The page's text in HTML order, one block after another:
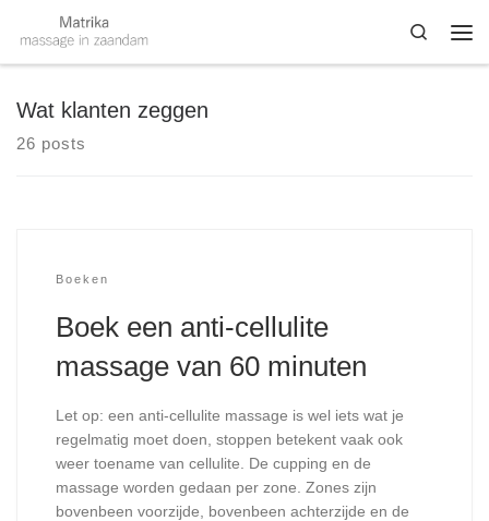
Skip to content
Search
Wat klanten zeggen
26 posts
Boeken
Boek een anti-cellulite
massage van 60 minuten
Let op: een anti-cellulite massage is wel iets wat je
regelmatig moet doen, stoppen betekent vaak ook
weer toename van cellulite. De cupping en de
massage worden gedaan per zone. Zones zijn
bovenbeen voorzijde, bovenbeen achterzijde en de